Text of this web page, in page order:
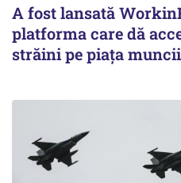
A fost lansată
platforma care dă
străini pe piața